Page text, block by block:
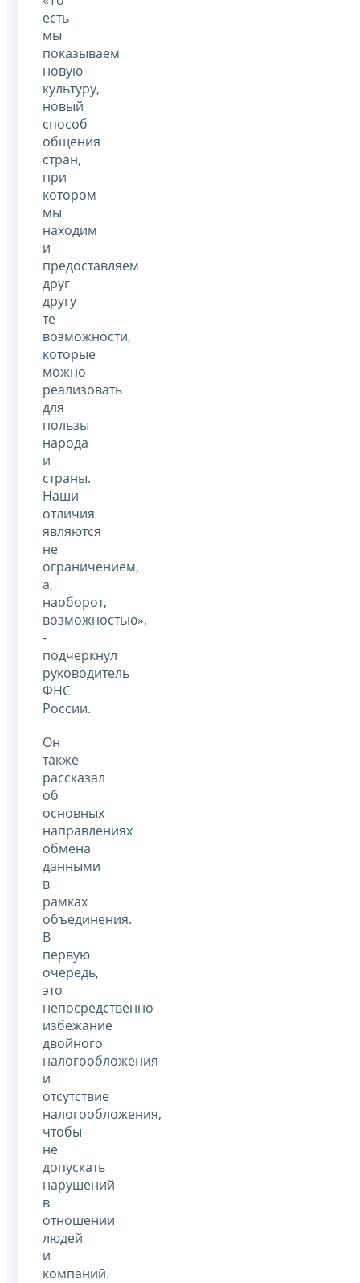
есть
мы
показываем
новую
культуру,
новый
способ
общения
стран,
при
котором
мы
находим
и
предоставляем
друг
другу
те
возможности,
которые
можно
реализовать
для
пользы
народа
и
страны.
Наши
отличия
являются
не
ограничением,
а,
наоборот,
возможностью»,
-
подчеркнул
руководитель
ФНС
России.
Он
также
рассказал
об
основных
направлениях
обмена
данными
в
рамках
объединения.
В
первую
очередь,
это
непосредственно
избежание
двойного
налогообложения
и
отсутствие
налогообложения,
чтобы
не
допускать
нарушений
в
отношении
людей
и
компаний.